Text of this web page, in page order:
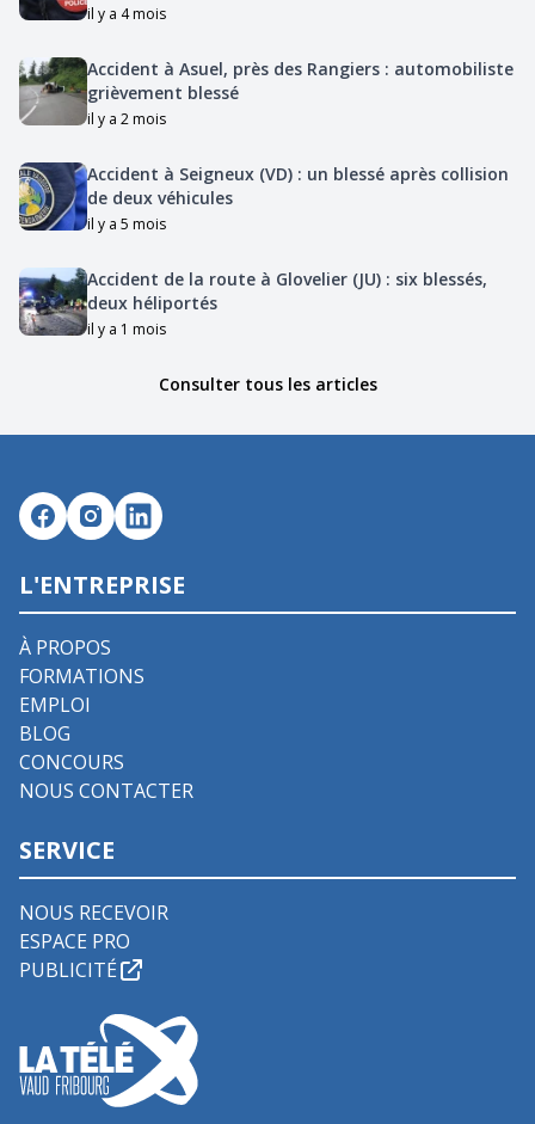
il y a 4 mois
Accident à Asuel, près des Rangiers : automobiliste
grièvement blessé
il y a 2 mois
Accident à Seigneux (VD) : un blessé après collision
de deux véhicules
il y a 5 mois
Accident de la route à Glovelier (JU) : six blessés,
deux héliportés
il y a 1 mois
Consulter tous les articles
L'ENTREPRISE
À PROPOS
FORMATIONS
EMPLOI
BLOG
CONCOURS
NOUS CONTACTER
SERVICE
NOUS RECEVOIR
ESPACE PRO
PUBLICITÉ